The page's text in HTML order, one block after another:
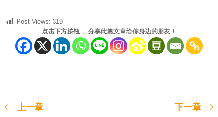
Post Views: 319
点击下方按钮， 分享此篇文章给你身边的朋友！
上一章 下一章